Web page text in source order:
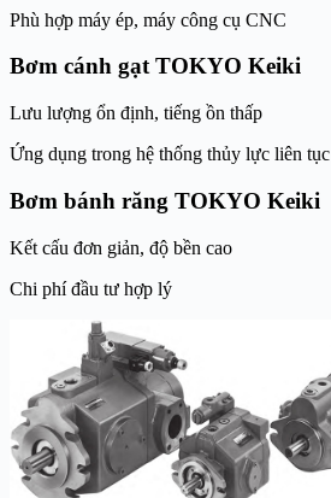
Phù hợp máy ép, máy công cụ CNC
Bơm cánh gạt TOKYO Keiki
Lưu lượng ổn định, tiếng ồn thấp
Ứng dụng trong hệ thống thủy lực liên tục
Bơm bánh răng TOKYO Keiki
Kết cấu đơn giản, độ bền cao
Chi phí đầu tư hợp lý